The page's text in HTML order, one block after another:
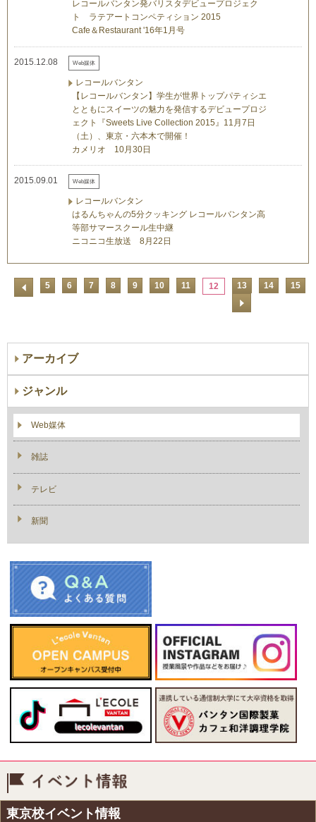
レコールバンタン発バリスタデビュープロジェク
ト ラテアートコンペティション 2015
Cafe＆Restaurant '16年1月号
2015.12.08 Web媒体
レコールバンタン
【レコールバンタン】学生が世界トップパティシエ
とともにスイーツの魅力を発信するデビュープロジ
ェクト『Sweets Live Collection 2015』11月7日
（土）、東京・六本木で開催！
カメリオ 10月30日
2015.09.01 Web媒体
レコールバンタン
はるんちゃんの5分クッキング レコールバンタン高
等部サマースクール生中継
ニコニコ生放送 8月22日
5 6 7 8 9 10 11 12 13 14 15
アーカイブ
ジャンル
Web媒体
雑誌
テレビ
新聞
東京校イベント情報